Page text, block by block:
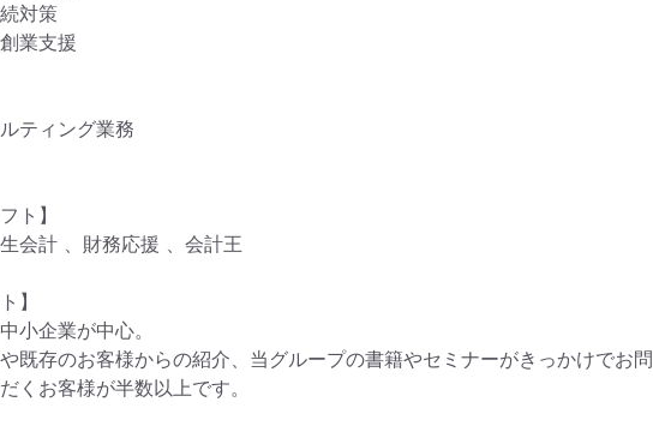
対策
業支援
ティング業務
ト】
会計 、財務応援 、会計王
】
小企業が中心。
既存のお客様からの紹介、当グループの書籍やセミナーがきっかけでお問
くお客様が半数以上です。